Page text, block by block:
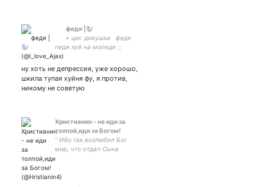
ᅠᅠфедя |🦭
ᅠᅠ• цис девушкаᅠфедя
педя хуй на мопеде :;
осётр - - любимка любые
меня сб.
ну хоть не депрессия, уже хорошо,
шкила тупая хуйня фу, я против,
никому не советую
Христианин - не иди за
толпой,иди за Богом!
" Ибо так возлюбил Бог
мир, что отдал Сына
Своего Единородного,
Него, не погиб, но имел